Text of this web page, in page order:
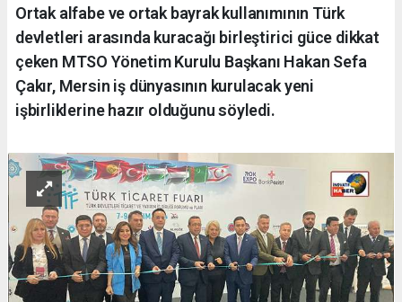
Ortak alfabe ve ortak bayrak kullanımının Türk
devletleri arasında kuracağı birleştirici güce dikkat
çeken MTSO Yönetim Kurulu Başkanı Hakan Sefa
Çakır, Mersin iş dünyasının kurulacak yeni
işbirliklerine hazır olduğunu söyledi.